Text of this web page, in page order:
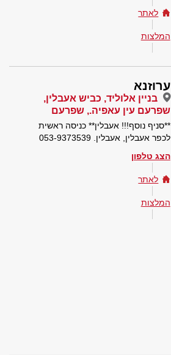
לאתר
המלצות
ערוזנא
בניין אלוליד, כביש אעבלין,
שפרעם עין עאפיה., שפרעם
**סניף נוסף!!! אעבלין** כניסה ראשית
לכפר אעבלין, אעבלין. 053-9373539
הצג טלפון
לאתר
המלצות